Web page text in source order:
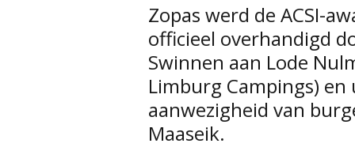
Zopas werd de ACSI-
officieel overhandigd
Swinnen aan Lode
Limburg Campings)
aanwezigheid van
Maaseik.